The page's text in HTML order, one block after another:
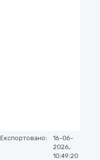
Експортовано:
16-06-
2026,
10:49:20